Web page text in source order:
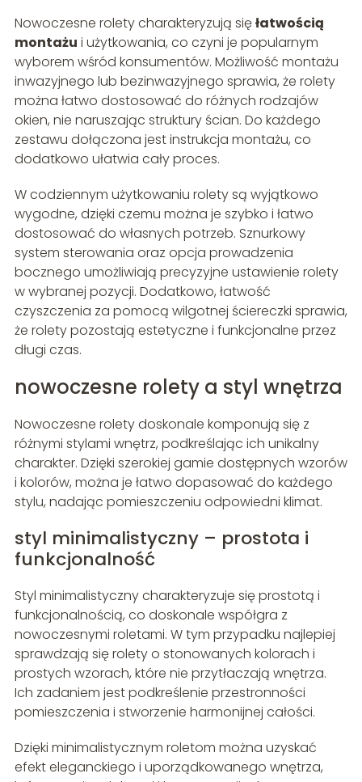
Nowoczesne rolety charakteryzują sięłatwością
montażu i użytkowania, co czyni je popularnym
wyborem wśród konsumentów. Możliwość montażu
inwazyjnego lub bezinwazyjnego sprawia, że rolety
można łatwo dostosować do różnych rodzajów
okien, nie naruszając struktury ścian. Do każdego
zestawu dołączona jest instrukcja montażu, co
dodatkowo ułatwia cały proces.
W codziennym użytkowaniu rolety są wyjątkowo
wygodne, dzięki czemu można je szybko i łatwo
dostosować do własnych potrzeb. Sznurkowy
system sterowania oraz opcja prowadzenia
bocznego umożliwiają precyzyjne ustawienie rolety
w wybranej pozycji. Dodatkowo, łatwość
czyszczenia za pomocą wilgotnej ściereczki sprawia,
że rolety pozostają estetyczne i funkcjonalne przez
długi czas.
nowoczesne rolety a styl wnętrza
Nowoczesne rolety doskonale komponują się z
różnymi stylami wnętrz, podkreślając ich unikalny
charakter. Dzięki szerokiej gamie dostępnych wzorów
i kolorów, można je łatwo dopasować do każdego
stylu, nadając pomieszczeniu odpowiedni klimat.
styl minimalistyczny – prostota i
funkcjonalność
Styl minimalistyczny charakteryzuje się prostotą i
funkcjonalnością, co doskonale współgra z
nowoczesnymi roletami. W tym przypadku najlepiej
sprawdzają się rolety o stonowanych kolorach i
prostych wzorach, które nie przytłaczają wnętrza.
Ich zadaniem jest podkreślenie przestronności
pomieszczenia i stworzenie harmonijnej całości.
Dzięki minimalistycznym roletom można uzyskać
efekt eleganckiego i uporządkowanego wnętrza,